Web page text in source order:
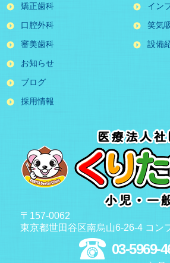
矯正歯科
口腔外科
審美歯科
イン
笑気
設備
お知らせ
ブログ
採用情報
〒157-0062
東京都世田谷区南烏山6-26-4 コン
03-5969-